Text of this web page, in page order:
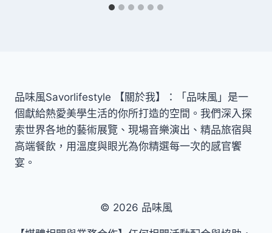
品味風Savorlifestyle 【關於我】：「品味風」是一
個獻給熱愛美學生活的你所打造的空間。我們深入探
索世界各地的藝術展覽、現場音樂演出、精品旅宿與
高端餐飲，用溫度與眼光為你精選每一次的感官饗
宴。
© 2026 品味風